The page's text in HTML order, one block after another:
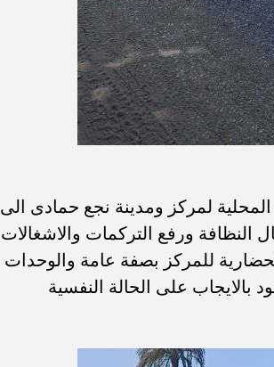
لمركز ومدينة نجع حمادى الى
النظافة ورفع التركمات والاشغالات
للمركز بصفة عامة والوحدات
على الحالة النفسية